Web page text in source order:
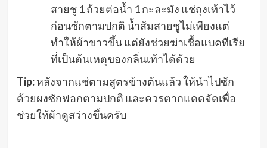
สายชู 1 ถ้วยต่อน้ำ 1 กะละมัง แช่ถุงเท้าไว้
ก่อนซักตามปกติ น้ำส้มสายชูไม่เพียงแต่
ทำให้ผ้าขาวขึ้น แต่ยังช่วยฆ่าเชื้อแบคทีเรีย
ที่เป็นต้นเหตุของกลิ่นเท้าได้ด้วย
Tip:หลังจากแช่ตามสูตรข้างต้นแล้ว ให้นำไปซัก
ด้วยผงซักฟอกตามปกติ และควรตากแดดจัดเพื่อ
ช่วยให้ผ้าดูสว่างขึ้นครับ